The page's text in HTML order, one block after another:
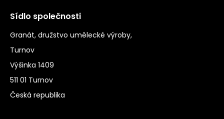
Sídlo společnosti
Granát, družstvo umělecké výroby,
Turnov
Výšinka 1409
511 01 Turnov
Česká republika